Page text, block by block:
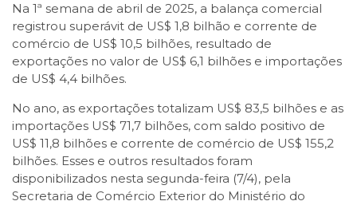
Na 1ª semana de abril de 2025, a balança comercial
registrou superávit de US$ 1,8 bilhão e corrente de
comércio de US$ 10,5 bilhões, resultado de
exportações no valor de US$ 6,1 bilhões e importações
de US$ 4,4 bilhões.
No ano, as exportações totalizam US$ 83,5 bilhões e as
importações US$ 71,7 bilhões, com saldo positivo de
US$ 11,8 bilhões e corrente de comércio de US$ 155,2
bilhões. Esses e outros resultados foram
disponibilizados nesta segunda-feira (7/4), pela
Secretaria de Comércio Exterior do Ministério do